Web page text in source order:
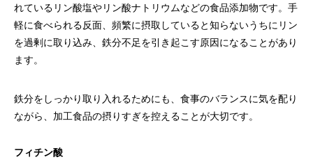
れているリン酸塩やリン酸ナトリウムなどの食品添加物です。手
軽に食べられる反面、頻繁に摂取していると知らないうちにリン
を過剰に取り込み、鉄分不足を引き起こす原因になることがあり
ます。
鉄分をしっかり取り入れるためにも、食事のバランスに気を配り
ながら、加工食品の摂りすぎを控えることが大切です。
フィチン酸